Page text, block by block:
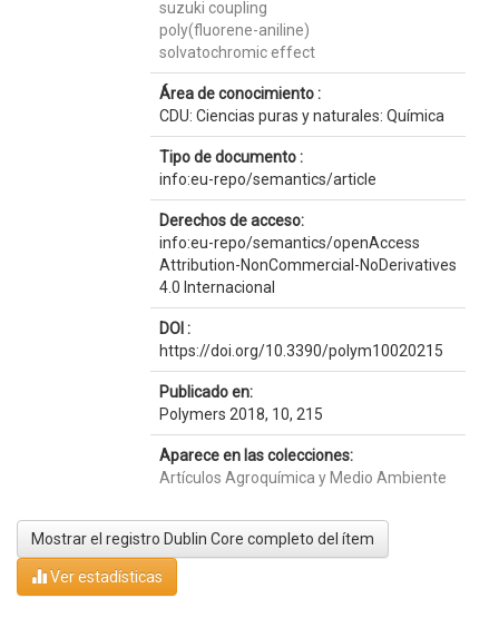
suzuki coupling
poly(fluorene-aniline)
solvatochromic effect
Área de conocimiento :
CDU: Ciencias puras y naturales: Química
Tipo de documento :
info:eu-repo/semantics/article
Derechos de acceso:
info:eu-repo/semantics/openAccess
Attribution-NonCommercial-NoDerivatives
4.0 Internacional
DOI :
https://doi.org/10.3390/polym10020215
Publicado en:
Polymers 2018, 10, 215
Aparece en las colecciones:
Artículos Agroquímica y Medio Ambiente
Mostrar el registro Dublin Core completo del ítem
Ver estadísticas